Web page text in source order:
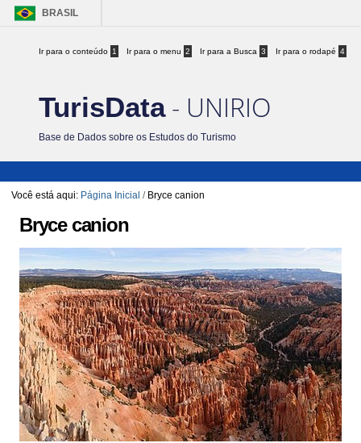
BRASIL
Ir para o conteúdo 1 Ir para o menu 2 Ir para a Busca 3 Ir para o rodapé 4
TurisData- UNIRIO
Base de Dados sobre os Estudos do Turismo
Você está aqui: Página Inicial / Bryce canion
Bryce canion